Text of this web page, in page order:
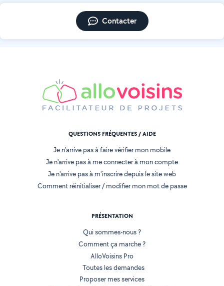
Contacter
QUESTIONS FRÉQUENTES / AIDE
Je n'arrive pas à faire vérifier mon mobile
Je n'arrive pas à me connecter à mon compte
Je n'arrive pas à m'inscrire depuis le site web
Comment réinitialiser / modifier mon mot de passe
PRÉSENTATION
Qui sommes-nous ?
Comment ça marche ?
AlloVoisins Pro
Toutes les demandes
Proposer mes services